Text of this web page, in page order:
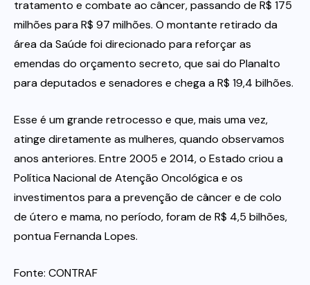
tratamento e combate ao câncer, passando de R$ 175
milhões para R$ 97 milhões. O montante retirado da
área da Saúde foi direcionado para reforçar as
emendas do orçamento secreto, que sai do Planalto
para deputados e senadores e chega a R$ 19,4 bilhões.
Esse é um grande retrocesso e que, mais uma vez,
atinge diretamente as mulheres, quando observamos
anos anteriores. Entre 2005 e 2014, o Estado criou a
Política Nacional de Atenção Oncológica e os
investimentos para a prevenção de câncer e de colo
de útero e mama, no período, foram de R$ 4,5 bilhões,
pontua Fernanda Lopes.
Fonte: CONTRAF